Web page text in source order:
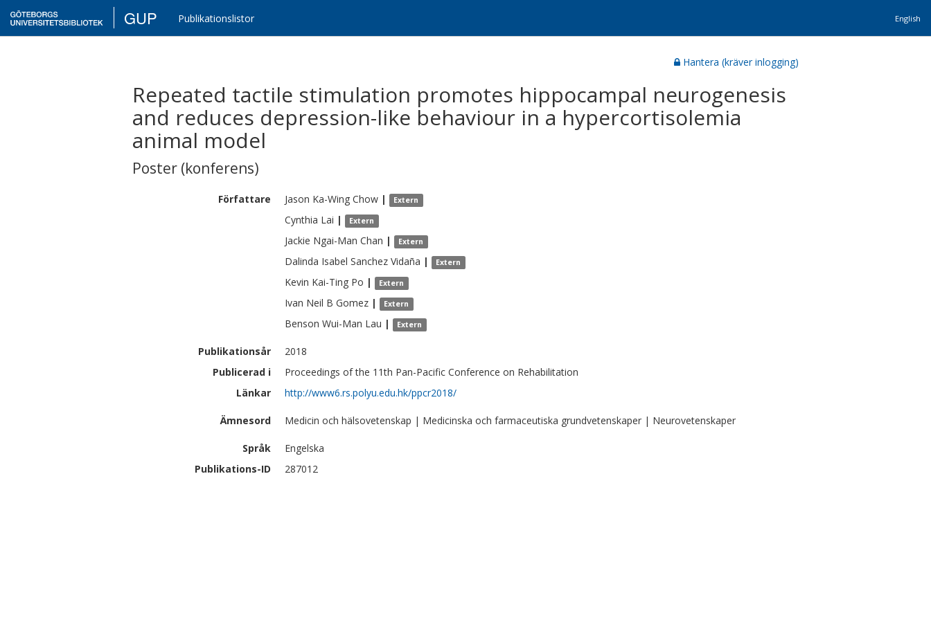
GUP Publikationslistor English
Hantera (kräver inlogging)
Repeated tactile stimulation promotes hippocampal neurogenesis
and reduces depression-like behaviour in a hypercortisolemia
animal model
Poster (konferens)
Författare Jason Ka-Wing Chow | Extern
Cynthia Lai | Extern
Jackie Ngai-Man Chan | Extern
Dalinda Isabel Sanchez Vidaña | Extern
Kevin Kai-Ting Po | Extern
Ivan Neil B Gomez | Extern
Benson Wui-Man Lau | Extern
Publikationsår
2018
Publicerad i
Proceedings of the 11th Pan-Pacific Conference on Rehabilitation
Länkar
http://www6.rs.polyu.edu.hk/ppcr2018/
Ämnesord Medicin och hälsovetenskap | Medicinska och farmaceutiska grundvetenskaper | Neurovetenskaper
Språk
Engelska
Publikations-ID
287012